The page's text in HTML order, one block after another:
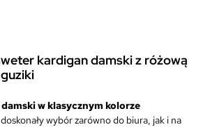
kardigan damski z różową
w klasycznym kolorze
wybór zarówno do biura, jak i na